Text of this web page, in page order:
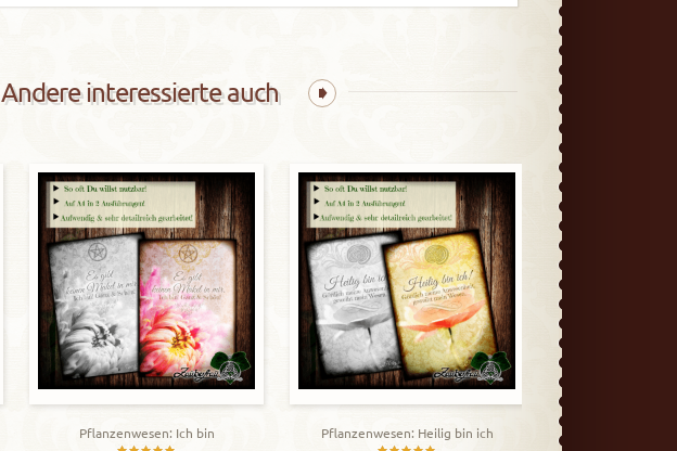
Andere interessierte auch
Pflanzenwesen: Ich bin Pflanzenwesen: Heilig bin ich